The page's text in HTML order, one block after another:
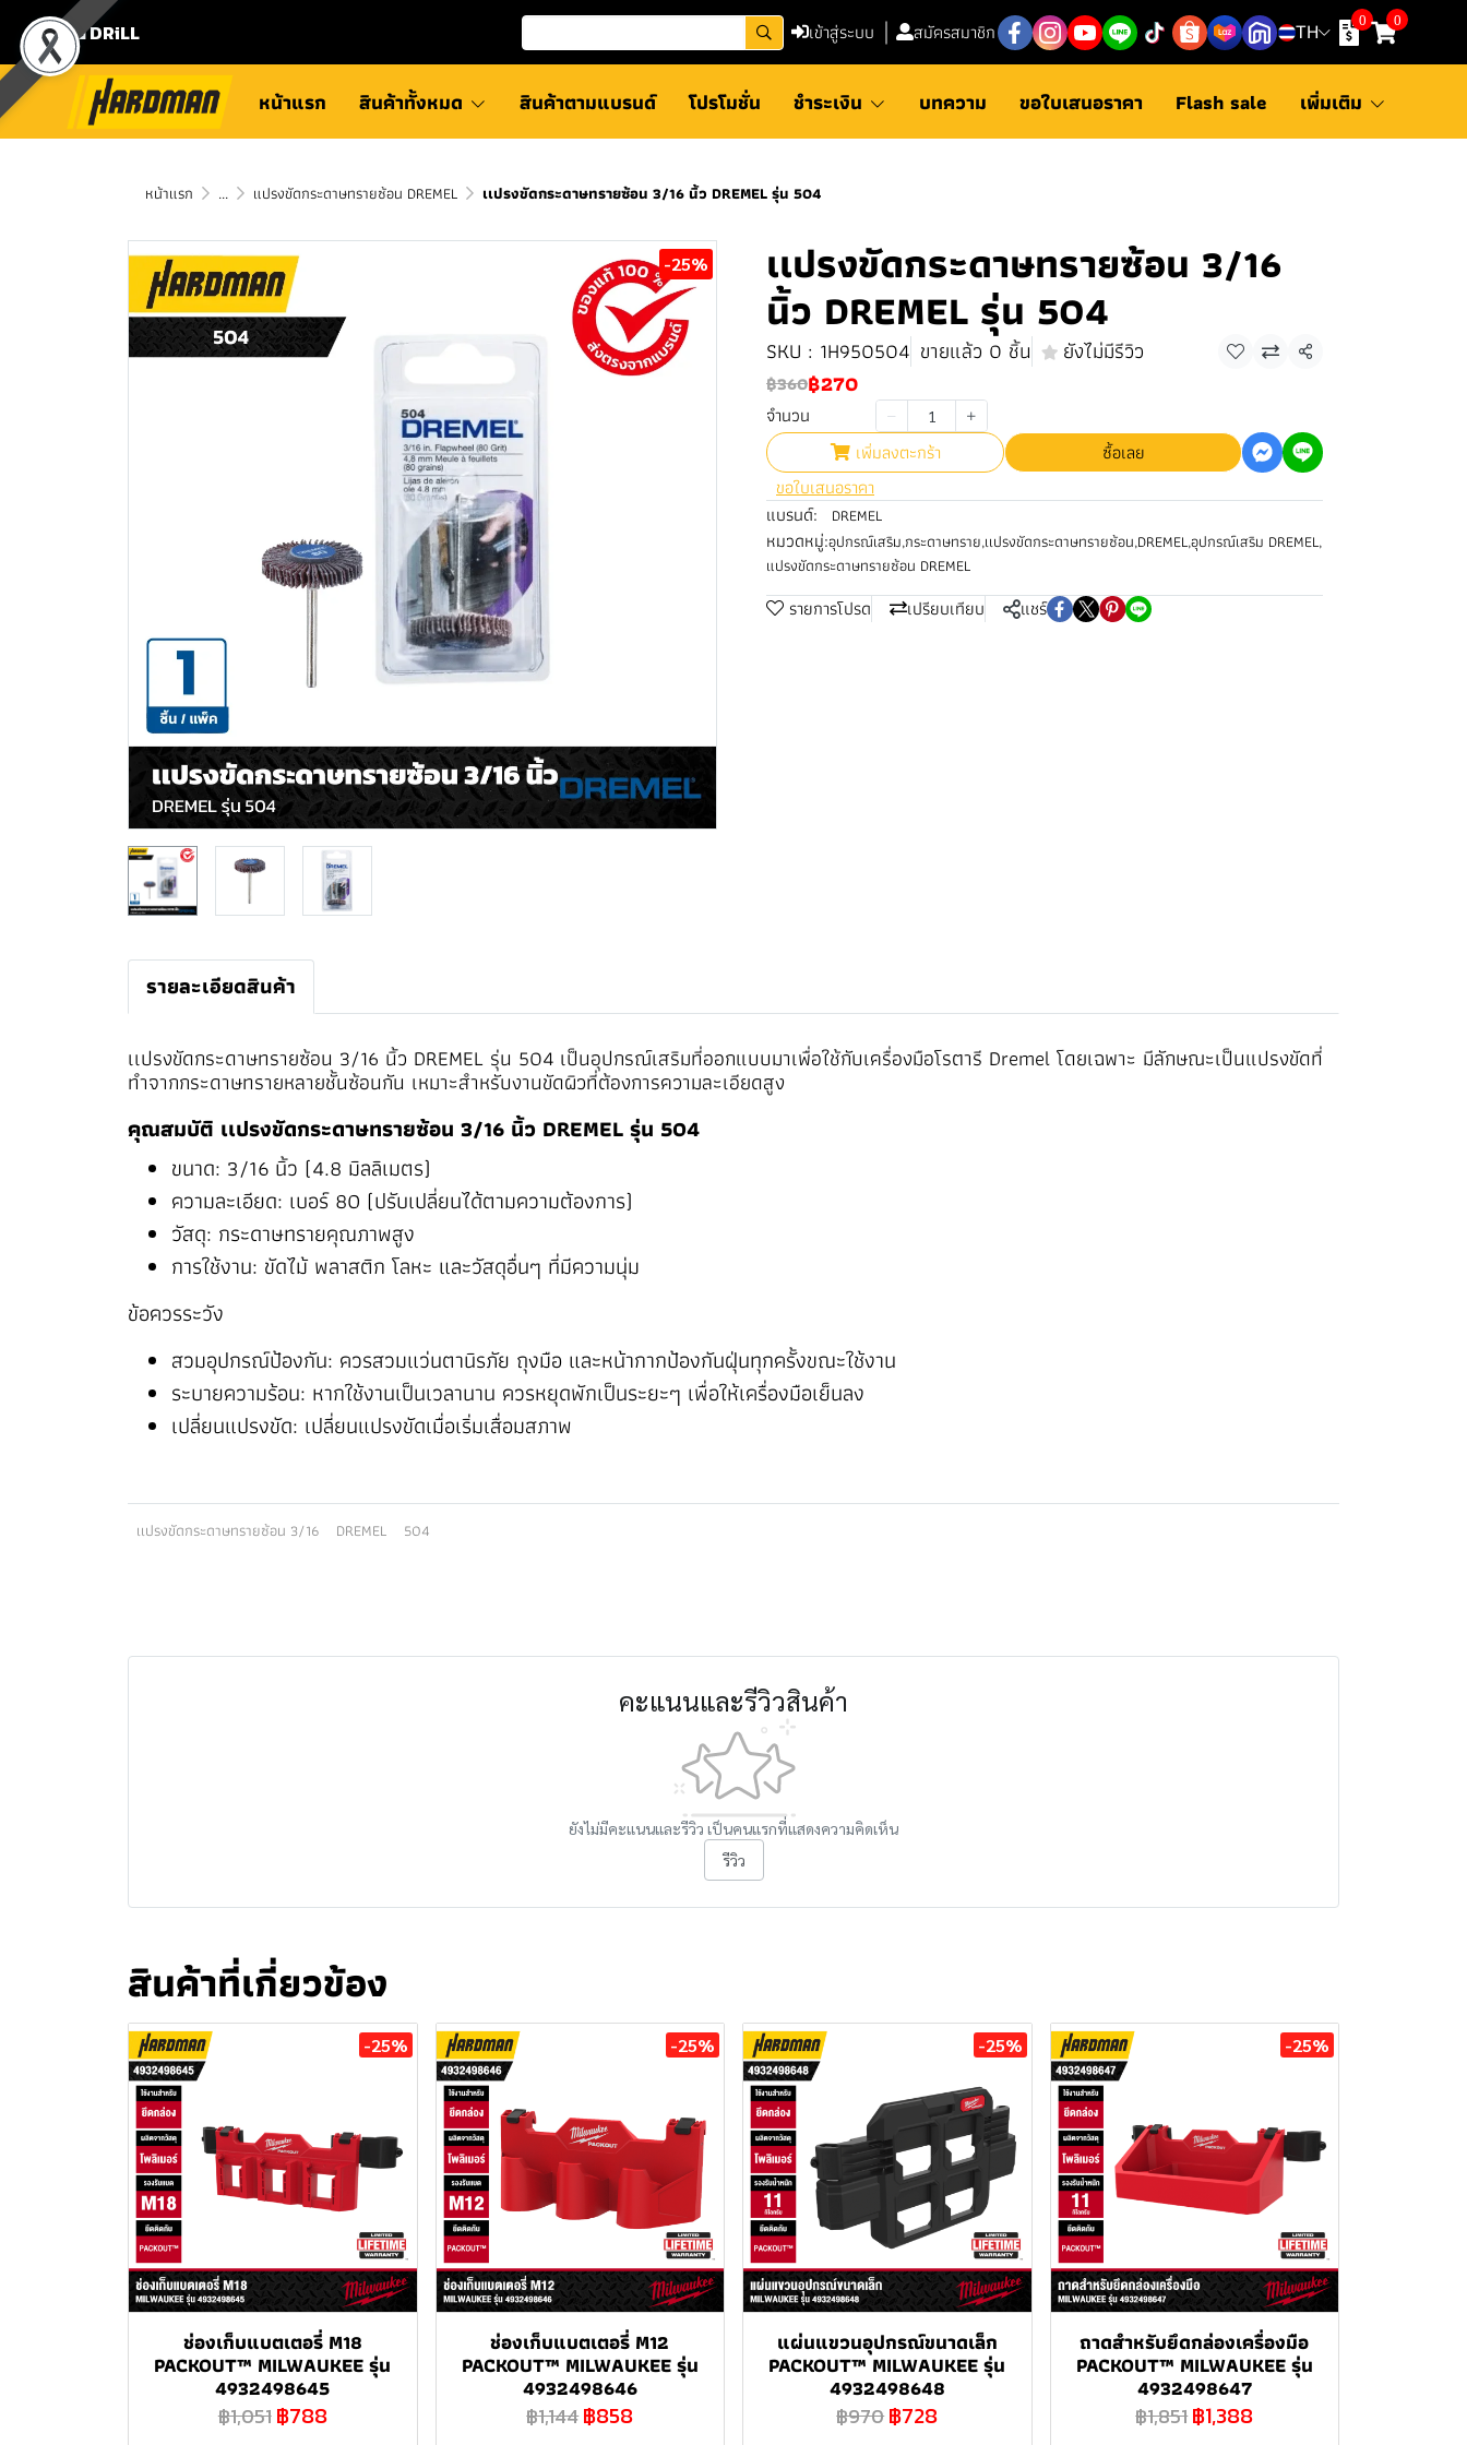
⛾ DRiLL เข้าสู่ระบบ สมัครสมาชิก TH
0 0
หน้าแรก สินค้าทั้งหมด สินค้าตามแบรนด์ โปรโมชั่น ชำระเงิน บทความ ขอใบเสนอราคา Flash sale เพิ่มเติม
หน้าแรก ... แปรงขัดกระดาษทรายซ้อน DREMEL เเปรงขัดกระดาษทรายซ้อน 3/16 นิ้ว DREMEL รุ่น 504
-25% เเปรงขัดกระดาษทรายซ้อน 3/16
นิ้ว DREMEL รุ่น 504
SKU : 1H950504 ขายแล้ว 0 ชิ้น ยังไม่มีรีวิว
แชร์
฿360฿270
จำนวน
เพิ่มลงตะกร้า
ซื้อเลย
ขอใบเสนอราคา
แบรนด์:
DREMEL
หมวดหมู่:อุปกรณ์เสริม,กระดาษทราย,เเปรงขัดกระดาษทรายซ้อน,DREMEL,อุปกรณ์เสริม DREMEL,
แปรงขัดกระดาษทรายซ้อน DREMEL
รายการโปรด เปรียบเทียบ แชร์
รายละเอียดสินค้า
เเปรงขัดกระดาษทรายซ้อน 3/16 นิ้ว DREMEL รุ่น 504 เป็นอุปกรณ์เสริมที่ออกแบบมาเพื่อใช้กับเครื่องมือโรตารี Dremel โดยเฉพาะ มีลักษณะเป็นแปรงขัดที่
ทำจากกระดาษทรายหลายชั้นซ้อนกัน เหมาะสำหรับงานขัดผิวที่ต้องการความละเอียดสูง
คุณสมบัติ เเปรงขัดกระดาษทรายซ้อน 3/16 นิ้ว DREMEL รุ่น 504
ขนาด: 3/16 นิ้ว (4.8 มิลลิเมตร)
ความละเอียด: เบอร์ 80 (ปรับเปลี่ยนได้ตามความต้องการ)
วัสดุ: กระดาษทรายคุณภาพสูง
การใช้งาน: ขัดไม้ พลาสติก โลหะ และวัสดุอื่นๆ ที่มีความนุ่ม
ข้อควรระวัง
สวมอุปกรณ์ป้องกัน: ควรสวมแว่นตานิรภัย ถุงมือ และหน้ากากป้องกันฝุ่นทุกครั้งขณะใช้งาน
ระบายความร้อน: หากใช้งานเป็นเวลานาน ควรหยุดพักเป็นระยะๆ เพื่อให้เครื่องมือเย็นลง
เปลี่ยนแปรงขัด: เปลี่ยนแปรงขัดเมื่อเริ่มเสื่อมสภาพ
เเปรงขัดกระดาษทรายซ้อน 3/16 DREMEL 504
คะแนนและรีวิวสินค้า
ยังไม่มีคะแนนและรีวิว เป็นคนแรกที่แสดงความคิดเห็น
รีวิว
สินค้าที่เกี่ยวข้อง
-25%
ช่องเก็บแบตเตอรี่ M18
PACKOUT™ MILWAUKEE รุ่น
4932498645
฿1,051฿788
-25%
ช่องเก็บแบตเตอรี่ M12
PACKOUT™ MILWAUKEE รุ่น
4932498646
฿1,144฿858
-25%
แผ่นแขวนอุปกรณ์ขนาดเล็ก
PACKOUT™ MILWAUKEE รุ่น
4932498648
฿970฿728
-25%
ถาดสำหรับยึดกล่องเครื่องมือ
PACKOUT™ MILWAUKEE รุ่น
4932498647
฿1,851฿1,388